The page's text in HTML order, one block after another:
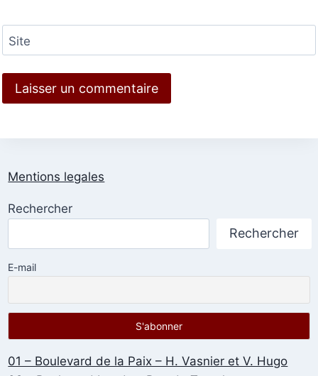
Site
Mentions legales
Rechercher
Rechercher
E-mail
01 – Boulevard de la Paix – H. Vasnier et V. Hugo